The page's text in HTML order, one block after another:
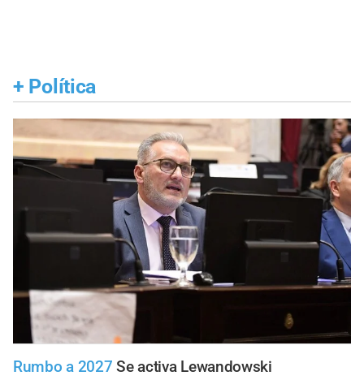
+ Política
Rumbo a 2027 Se activa Lewandowski